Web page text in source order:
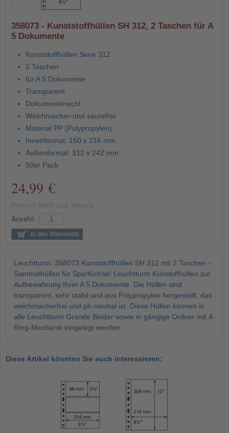
358073 - Kunststoffhüllen SH 312, 2 Taschen für A
5 Dokumente
Kunststoffhüllen Serie 312
2 Taschen
für A 5 Dokumente
Transparent
Dokumentenecht
Weichmacher-und säurefrei
Material PP (Polypropylen)
Innenformat: 150 x 216 mm
Außenformat: 312 x 242 mm
50er Pack
24,99 €
Anzahl:
Leuchtturm: 358073 Kunststoffhüllen SH 312 mit 2 Taschen -
Sammelhüllen für Sparfüchse! Leuchtturm Kunstoffhüllen zur
Aufbewahrung Ihrer A 5 Dokumente. Die Hüllen sind
transparent, sehr stabil und aus Polypropylen hergestellt, das
weichmacherfrei und ph-neutral ist. Diese Hüllen können in
alle Leuchtturm Grande Binder sowie in gängige Ordner mit 4-
Ring-Mechanik eingelegt werden.
Diese Artikel könnten Sie auch interessieren: